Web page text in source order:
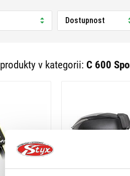
Dostupnost
produkty v kategorii: C 600